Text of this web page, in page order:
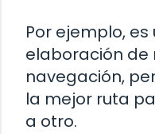
Por ejemplo,
elaboración de
navegación,
la mejor ruta
a otro.